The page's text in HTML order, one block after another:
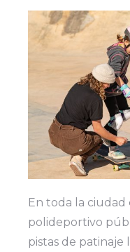
En toda la ciudad
polideportivo
pistas de patinaje